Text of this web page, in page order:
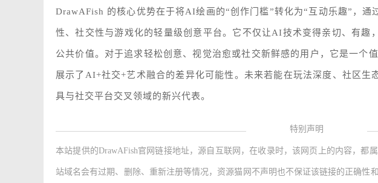
DrawAFish 的核心优势在于将AI绘画的“创作门槛”转化为“互动乐趣”，通
性、社交性与游戏化的轻量级创意平台。它不仅让AI技术变得亲切、有趣
公共价值。对于追求轻松创意、视觉治愈或社交新鲜感的用户，它是一个
展示了AI+社交+艺术融合的差异化可能性。未来若能在玩法深度、社区生
具与社交平台交叉领域的新兴代表。
特别声明
本站提供的DrawAFish官网链接地址，源自互联网，在收录时，该网页上的内容，都
站域名会有过期、删除、重新注册等情况，资源猫网不声明也不保证该链接的正确性